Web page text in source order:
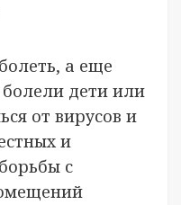
а еще
дети или
от вирусов и
и
с